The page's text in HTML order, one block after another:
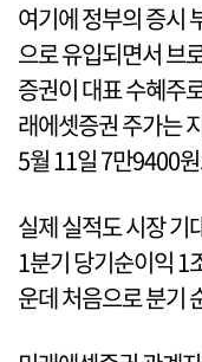
여기에 정부의 증시
으로 유입되면서 브
증권이 대표 수혜주
래에셋증권 주가는
5월 11일 7만9400
실제 실적도 시장 기
1분기 당기순이익 1
운데 처음으로 분기